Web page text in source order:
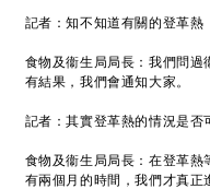
記者：知不知道有關的登革
食物及衞生局局長：我們問
有結果，我們會通知大家。
記者：其實登革熱的情況是
食物及衞生局局長：在登革
有兩個月的時間，我們才真